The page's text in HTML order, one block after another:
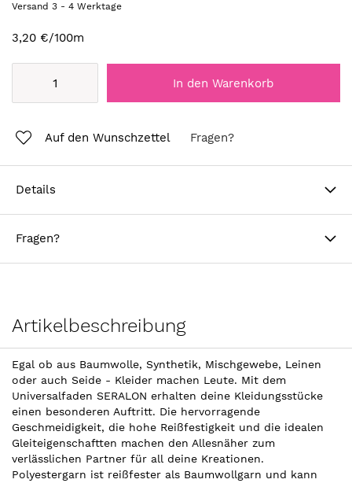
Versand 3 - 4 Werktage
3,20 €/100m
In den Warenkorb
Auf den Wunschzettel Fragen?
Details
Fragen?
Artikelbeschreibung
Egal ob aus Baumwolle, Synthetik, Mischgewebe, Leinen
oder auch Seide - Kleider machen Leute. Mit dem
Universalfaden SERALON erhalten deine Kleidungsstücke
einen besonderen Auftritt. Die hervorragende
Geschmeidigkeit, die hohe Reißfestigkeit und die idealen
Gleiteigenschaftten machen den Allesnäher zum
verlässlichen Partner für all deine Kreationen.
Polyestergarn ist reißfester als Baumwollgarn und kann